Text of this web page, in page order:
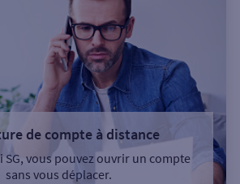
de compte à distance
SG, vous pouvez ouvrir un compte
sans vous déplacer.